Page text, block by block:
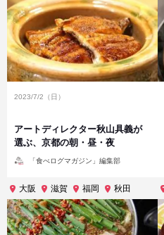
2023/7/2（日）
アートディレクター秋山具義が
選ぶ、京都の朝・昼・夜
「食べログマガジン」編集部
大阪 滋賀 福岡 秋田